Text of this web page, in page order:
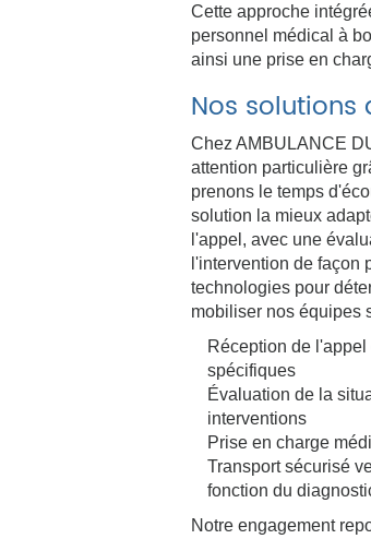
Cette approche
personnel médical à
ainsi une prise en
Nos
Chez AMBULANCE
attention particulière
prenons le temps
solution la mieux
l'appel, avec une
l'intervention de façon
technologies pour
mobiliser nos équipes
Réception de l'appel
spécifiques
Évaluation de la
interventions
Prise en charge
Transport sécurisé
fonction du
Notre engagement